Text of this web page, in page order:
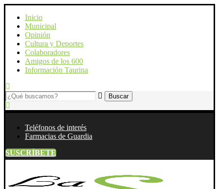
Inicio
Municipal
Opinión
Cultura y Deportes
Colaboradores
Amigos de los 600
Información Taurina
Teléfonos de interés
Farmacias de Guardia
SUSCRÍBETE